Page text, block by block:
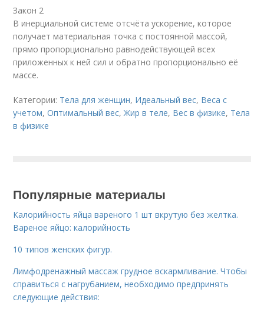
Закон 2
В инерциальной системе отсчёта ускорение, которое
получает материальная точка с постоянной массой,
прямо пропорционально равнодействующей всех
приложенных к ней сил и обратно пропорционально её
массе.
Категории: Тела для женщин, Идеальный вес, Веса с
учетом,Оптимальный вес,Жир в теле, Вес в физике, Тела
в физике
Популярные материалы
Калорийность яйца вареного 1 шт вкрутую без желтка.
Вареное яйцо: калорийность
10 типов женских фигур.
Лимфодренажный массаж грудное вскармливание. Чтобы
справиться с нагрубанием, необходимо предпринять
следующие действия: